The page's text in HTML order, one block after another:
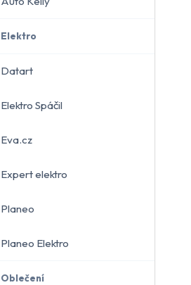
Elektro
Datart
Elektro Spáčil
Eva.cz
Expert elektro
Planeo
Planeo Elektro
Oblečení